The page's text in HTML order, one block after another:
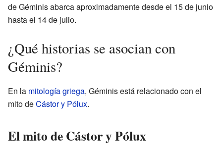
de Géminis abarca aproximadamente desde el 15 de junio
hasta el 14 de julio.
¿Qué historias se asocian con
Géminis?
En la mitología griega, Géminis está relacionado con el
mito deCástor y Pólux.
El mito de Cástor y Pólux